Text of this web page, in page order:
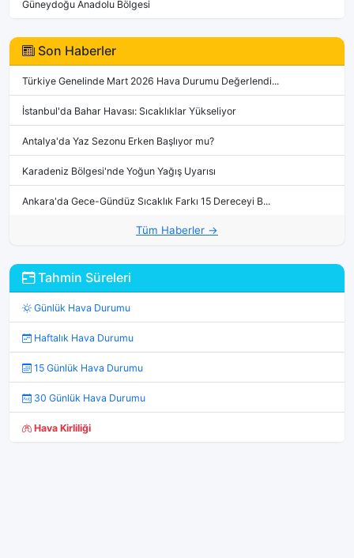
Güneydoğu Anadolu Bölgesi
Son Haberler
Türkiye Genelinde Mart 2026 Hava Durumu Değerlendi...
İstanbul'da Bahar Havası: Sıcaklıklar Yükseliyor
Antalya'da Yaz Sezonu Erken Başlıyor mu?
Karadeniz Bölgesi'nde Yoğun Yağış Uyarısı
Ankara'da Gece-Gündüz Sıcaklık Farkı 15 Dereceyi B...
Tüm Haberler →
Tahmin Süreleri
Günlük Hava Durumu
Haftalık Hava Durumu
15 Günlük Hava Durumu
30 Günlük Hava Durumu
Hava Kirliliği